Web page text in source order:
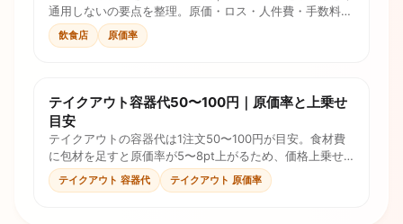
通用しないの要点を整理。原価・ロス・人件費・手数料を
計算式とチェックリストで確認し、価格判断に使えます。
飲食店 原価率
テイクアウト容器代50〜100円｜原価率と上乗せ
目安
テイクアウトの容器代は1注文50〜100円が目安。食材費
に包材を足すと原価率が5〜8pt上がるため、価格上乗せ
と税込価格を計算で決めます。
テイクアウト 容器代 テイクアウト 原価率